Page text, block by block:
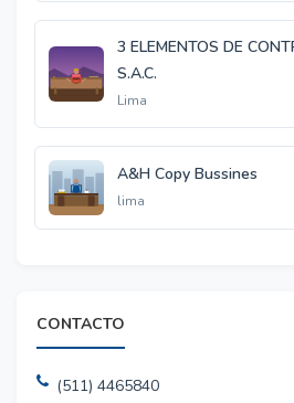
3 ELEMENTOS DE
S.A.C.
Lima
A&H Copy Bussines
lima
CONTACTO
(511) 4465840